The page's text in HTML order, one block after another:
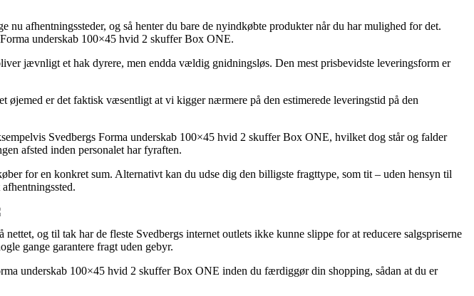
afhentningssteder, og så henter du bare de nyindkøbte produkter når du har mulighed for det.
underskab 100×45 hvid 2 skuffer Box ONE.
jævnligt et hak dyrere, men endda vældig gnidningsløs. Den mest prisbevidste leveringsform er
er det faktisk væsentligt at vi kigger nærmere på den estimerede leveringstid på den
Svedbergs Forma underskab 100×45 hvid 2 skuffer Box ONE, hvilket dog står og falder
afsted inden personalet har fyraften.
for en konkret sum. Alternativt kan du udse dig den billigste fragttype, som tit – uden hensyn til
og til tak har de fleste Svedbergs internet outlets ikke kunne slippe for at reducere salgspriserne
gange garantere fragt uden gebyr.
underskab 100×45 hvid 2 skuffer Box ONE inden du færdiggør din shopping, sådan at du er